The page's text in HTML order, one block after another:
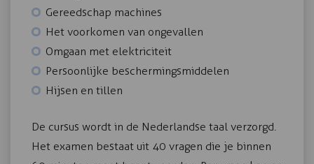
Gereedschap machines
Het voorkomen van ongevallen
Omgaan met elektriciteit
Persoonlijke beschermingsmiddelen
Hijsen en tillen
De cursus wordt in de Nederlandse taal verzorgd.
Het examen bestaat uit 40 vragen die je binnen